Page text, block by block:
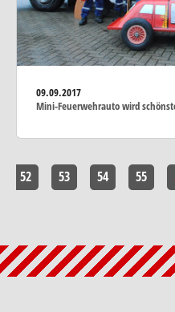
09.09.2017
Mini-Feuerwehrauto wird
52 53 54 55